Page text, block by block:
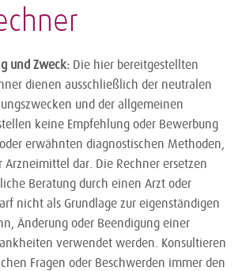
und Zweck: Die hier bereitgestellten
dienen ausschließlich der neutralen
und der allgemeinen
keine Empfehlung oder Bewerbung
erwähnten diagnostischen Methoden,
Arzneimittel dar. Die Rechner ersetzen
Beratung durch einen Arzt oder
nicht als Grundlage zur eigenständigen
Änderung oder Beendigung einer
verwendet werden. Konsultieren
Fragen oder Beschwerden immer den